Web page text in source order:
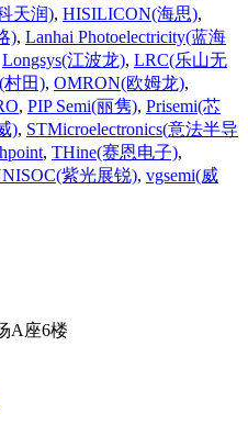
天润), HISILICON(海思),
), Lanhai Photoelectricity(蓝海
Longsys(江波龙), LRC(乐山无
村田), OMRON(欧姆龙),
, PIP Semi(丽隽), Prisemi(芯
), STMicroelectronics(意法半导
, THine(赛恩电子),
紫光展锐), vgsemi(威
A座6楼